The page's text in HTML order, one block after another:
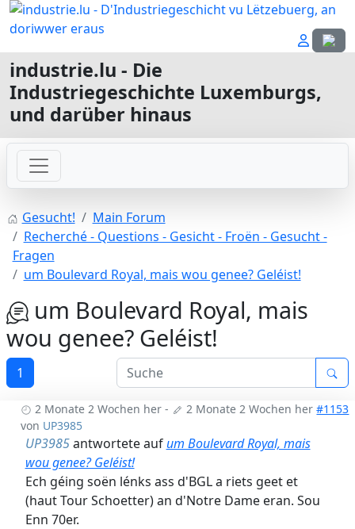
industrie.lu - Die
Industriegeschichte Luxemburgs,
und darüber hinaus
Gesucht!
Main Forum
Recherché - Questions - Gesicht - Froën - Gesucht -
Fragen
um Boulevard Royal, mais wou genee? Geléist!
um Boulevard Royal, mais
wou genee? Geléist!
1
2 Monate 2 Wochen her - 2 Monate 2 Wochen her #1153
von UP3985
UP3985antwortete aufum Boulevard Royal, mais
wou genee? Geléist!
Ech géing soën lénks ass d'BGL a riets geet et
(haut Tour Schoetter) an d'Notre Dame eran. Sou
Enn 70er.